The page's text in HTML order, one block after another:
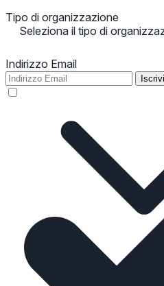
Tipo di organizzazione
Seleziona il tipo di
Indirizzo Email